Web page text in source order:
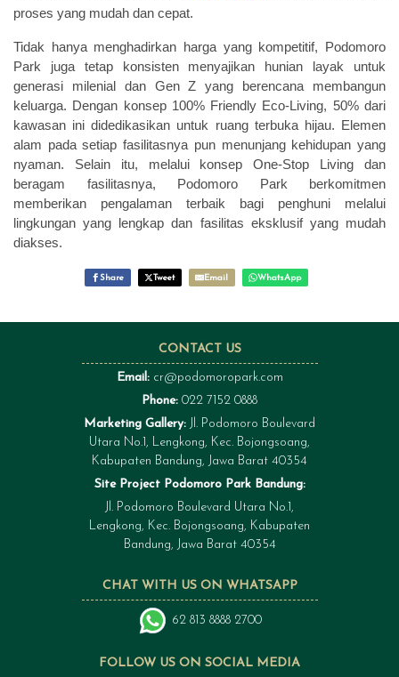
proses yang mudah dan cepat.
Tidak hanya menghadirkan harga yang kompetitif, Podomoro
Park juga tetap konsisten menyajikan hunian layak untuk
generasi milenial dan Gen Z yang berencana membangun
keluarga. Dengan konsep 100% Friendly Eco-Living, 50% dari
kawasan ini didedikasikan untuk ruang terbuka hijau. Elemen
alam pada setiap fasilitasnya pun menunjang kehidupan yang
nyaman. Selain itu, melalui konsep One-Stop Living dan
beragam fasilitasnya, Podomoro Park berkomitmen
memberikan pengalaman terbaik bagi penghuni melalui
lingkungan yang lengkap dan fasilitas eksklusif yang mudah
diakses.
Share Tweet Email WhatsApp
FOLLOW US ON SOCIAL MEDIA
CHAT WITH US ON WHATSAPP
62 813 8888 2700
CONTACT US
Email: cr@podomoropark.com
Phone: 022 7152 0888
Marketing Gallery: Jl. Podomoro Boulevard
Utara No.1, Lengkong, Kec. Bojongsoang,
Kabupaten Bandung, Jawa Barat 40354
Site Project Podomoro Park Bandung:
Jl. Podomoro Boulevard Utara No.1,
Lengkong, Kec. Bojongsoang, Kabupaten
Bandung, Jawa Barat 40354